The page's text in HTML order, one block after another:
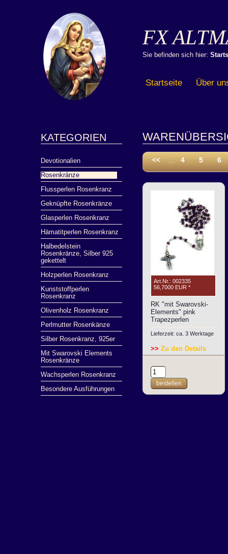
FX
Sie befinden sich hier:
Startseite Über
KATEGORIEN
Devotionalien
Rosenkränze
Flussperlen Rosenkranz
Geknüpfte Rosenkränze
Glasperlen Rosenkranz
Hämatitperlen Rosenkranz
Halbedelstein
Rosenkränze, Silber 925
gekettelt
Holzperlen Rosenkranz
Kunststoffperlen
Rosenkranz
Olivenholz Rosenkranz
Perlmutter Rosenkänze
Silber Rosenkranz, 925er
Mit Swarovski Elements
Rosenkränze
Wachsperlen Rosenkranz
Besondere Ausführungen
<< 4 5 6
Art.Nr.: 002335
56,7000 EUR *
RK "mit Swarovski-
Elements" pink
Trapezperlen
Lieferzeit: ca. 3 Werktage
>> Zu den Details
bestellen